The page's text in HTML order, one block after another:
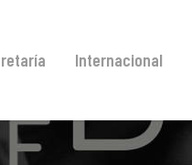
Internacional